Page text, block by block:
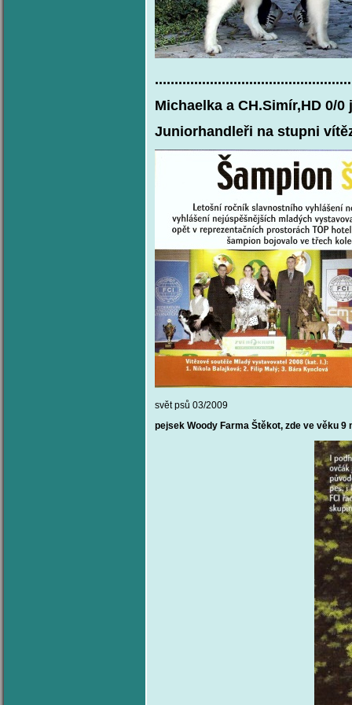
Michaelka a CH.Simír,HD 0/
Juniorhandleři na stupni
svět psů 03/2009
pejsek Woody Farma Štěkot, zde ve věku